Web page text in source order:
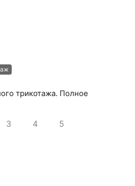
трикотажа. Полное
3 4 5